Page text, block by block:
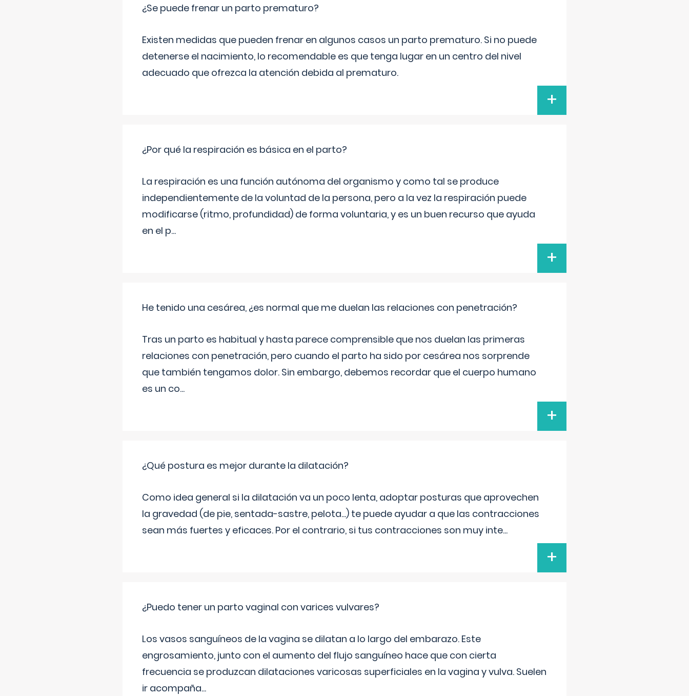
¿Se puede frenar un parto prematuro?
Existen medidas que pueden frenar en algunos casos un parto prematuro. Si no puede
detenerse el nacimiento, lo recomendable es que tenga lugar en un centro del nivel
adecuado que ofrezca la atención debida al prematuro.
+
¿Por qué la respiración es básica en el parto?
La respiración es una función autónoma del organismo y como tal se produce
independientemente de la voluntad de la persona, pero a la vez la respiración puede
modificarse (ritmo, profundidad) de forma voluntaria, y es un buen recurso que ayuda
en el p...
+
He tenido una cesárea, ¿es normal que me duelan las relaciones con penetración?
Tras un parto es habitual y hasta parece comprensible que nos duelan las primeras
relaciones con penetración, pero cuando el parto ha sido por cesárea nos sorprende
que también tengamos dolor. Sin embargo, debemos recordar que el cuerpo humano
es un co...
+
¿Qué postura es mejor durante la dilatación?
Como idea general si la dilatación va un poco lenta, adoptar posturas que aprovechen
la gravedad (de pie, sentada-sastre, pelota...) te puede ayudar a que las contracciones
sean más fuertes y eficaces. Por el contrario, si tus contracciones son muy inte...
+
¿Puedo tener un parto vaginal con varices vulvares?
Los vasos sanguíneos de la vagina se dilatan a lo largo del embarazo. Este
engrosamiento, junto con el aumento del flujo sanguíneo hace que con cierta
frecuencia se produzcan dilataciones varicosas superficiales en la vagina y vulva. Suelen
ir acompaña...